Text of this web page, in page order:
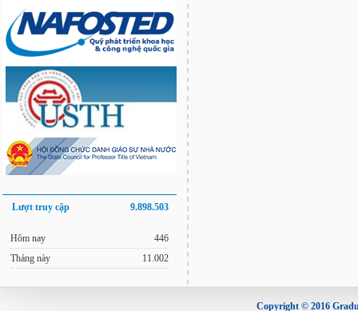
Lượt truy cập 9.898.503
Hôm nay
Tháng này
446
11.002
Copyright © 2016